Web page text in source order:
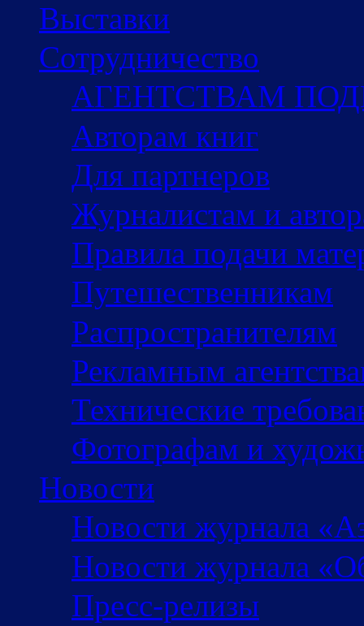
Выставки
Сотрудничество
АГЕНТСТВАМ
Авторам книг
Для партнеров
Журналистам и
Правила подачи
Путешественникам
Распространителям
Рекламным
Технические
Фотографам и
Новости
Новости журнала
Новости журнала
Пресс-релизы